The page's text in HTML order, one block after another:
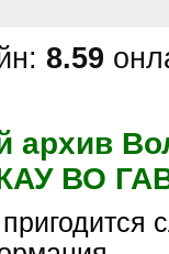
8.59
архив
ВО